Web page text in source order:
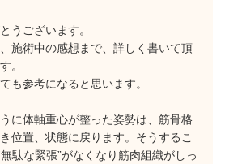
うございます。
施術中の感想まで、詳しく書いて頂
。
も参考になると思います。
に体軸重心が整った姿勢は、筋骨格
位置、状態に戻ります。そうするこ
駄な緊張”がなくなり筋肉組織がしっ